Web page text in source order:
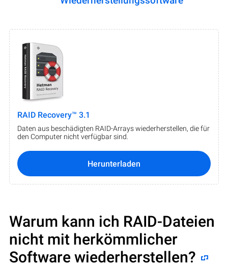
RAID Recovery™ 3.1
Daten aus beschädigten RAID-Arrays wiederherstellen, die für
den Computer nicht verfügbar sind.
Herunterladen
Warum kann ich RAID-Dateien
nicht mit herkömmlicher
Software wiederherstellen?